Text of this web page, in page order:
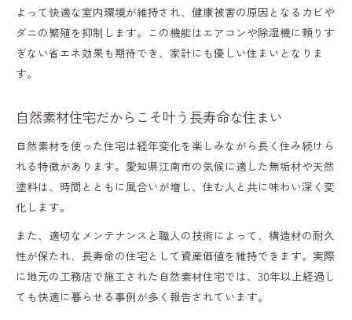
よって快適な室内環境が維持され、健康被害の原因となるカビや
ダニの繁殖を抑制します。この機能はエアコンや除湿機に頼りす
ぎない省エネ効果も期待でき、家計にも優しい住まいとなりま
す。
自然素材住宅だからこそ叶う長寿命な住まい
自然素材を使った住宅は経年変化を楽しみながら長く住み続けら
れる特徴があります。愛知県江南市の気候に適した無垢材や天然
塗料は、時間とともに風合いが増し、住む人と共に味わい深く変
化します。
また、適切なメンテナンスと職人の技術によって、構造材の耐久
性が保たれ、長寿命の住宅として資産価値を維持できます。実際
に地元の工務店で施工された自然素材住宅では、30年以上経過し
ても快適に暮らせる事例が多く報告されています。